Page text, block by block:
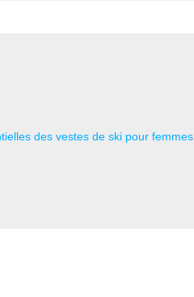
des vestes de ski pour femmes